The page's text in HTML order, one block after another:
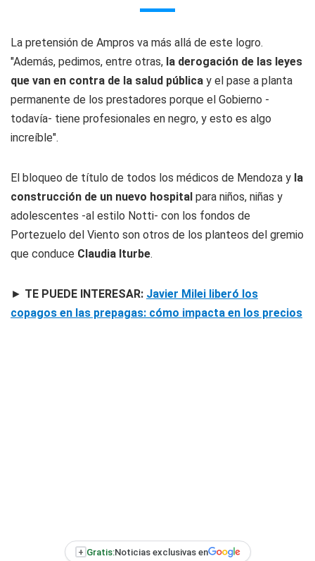
La pretensión de Ampros va más allá de este logro.
"Además, pedimos, entre otras, la derogación de las leyes
que van en contra de la salud pública y el pase a planta
permanente de los prestadores porque el Gobierno -
todavía- tiene profesionales en negro, y esto es algo
increíble".
El bloqueo de título de todos los médicos de Mendoza y la
construcción de un nuevo hospital para niños, niñas y
adolescentes -al estilo Notti- con los fondos de
Portezuelo del Viento son otros de los planteos del gremio
que conduce Claudia Iturbe.
► TE PUEDE INTERESAR: Javier Milei liberó los
copagos en las prepagas: cómo impacta en los precios
+ Gratis:Noticias exclusivas en